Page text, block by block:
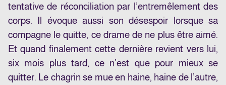
tentative de réconciliation par l’entremêlement des
corps. Il évoque aussi son désespoir lorsque sa
compagne le quitte, ce drame de ne plus être aimé.
Et quand finalement cette dernière revient vers lui,
six mois plus tard, ce n’est que pour mieux se
quitter. Le chagrin se mue en haine, haine de l’autre,